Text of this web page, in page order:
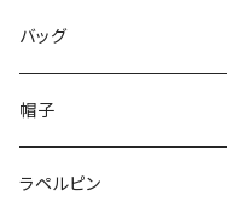
50/XL～
48/L
50/XL～
46/M
48/L
50/XL～
～25.5cm
26cm～
27cm～
バッグ
帽子
ラペルピン